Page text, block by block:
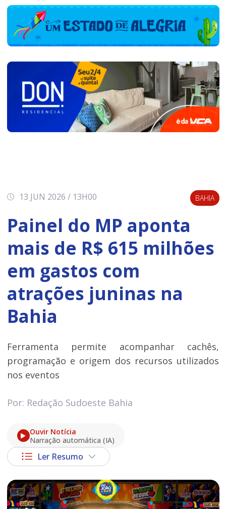
13 JUN 2026 / 13H00 BAHIA
Painel do MP aponta
mais de R$ 615 milhões
em gastos com
atrações juninas na
Bahia
Ferramenta permite acompanhar cachês,
programação e origem dos recursos utilizados
nos eventos
Por: Redação Sudoeste Bahia
Ouvir Notícia
Narração automática (IA)
Ler Resumo